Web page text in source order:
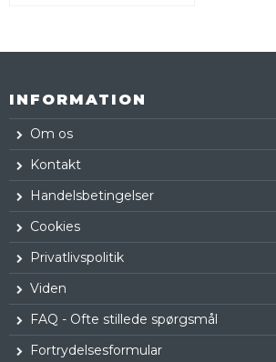
INFORMATION
Om os
Kontakt
Handelsbetingelser
Cookies
Privatlivspolitik
Viden
FAQ - Ofte stillede spørgsmål
Fortrydelsesformular